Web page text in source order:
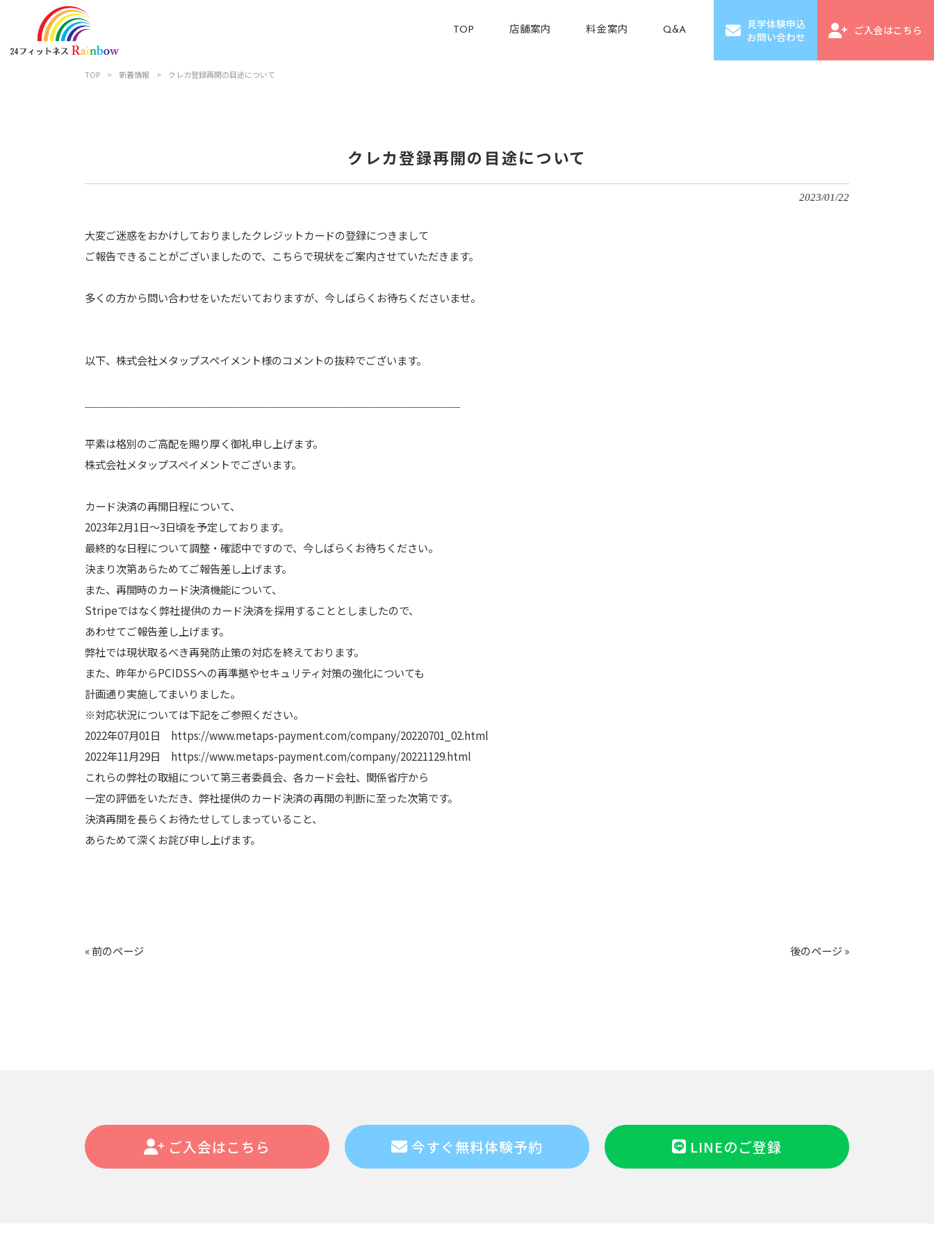
TOP 店舗案内 料金案内 Q&A
見学体験申込
お問い合わせ
ご入会はこちら
TOP > 新着情報 > クレカ登録再開の目途について
クレカ登録再開の目途について
2023/01/22
大変ご迷惑をおかけしておりましたクレジットカードの登録につきまして
ご報告できることがございましたので、こちらで現状をご案内させていただきます。
多くの方から問い合わせをいただいておりますが、今しばらくお待ちくださいませ。
以下、株式会社メタップスペイメント様のコメントの抜粋でございます。
平素は格別のご高配を賜り厚く御礼申し上げます。
株式会社メタップスペイメントでございます。
カード決済の再開日程について、
2023年2月1日～3日頃を予定しております。
最終的な日程について調整・確認中ですので、今しばらくお待ちください。
決まり次第あらためてご報告差し上げます。
また、再開時のカード決済機能について、
Stripeではなく弊社提供のカード決済を採用することとしましたので、
あわせてご報告差し上げます。
弊社では現状取るべき再発防止策の対応を終えております。
また、昨年からPCIDSSへの再準拠やセキュリティ対策の強化についても
計画通り実施してまいりました。
※対応状況については下記をご参照ください。
2022年07月01日 https://www.metaps-payment.com/company/20220701_02.html
2022年11月29日 https://www.metaps-payment.com/company/20221129.html
これらの弊社の取組について第三者委員会、各カード会社、関係省庁から
一定の評価をいただき、弊社提供のカード決済の再開の判断に至った次第です。
決済再開を長らくお待たせしてしまっていること、
あらためて深くお詫び申し上げます。
« 前のページ 後のページ »
ご入会はこちら 今すぐ無料体験予約 LINEのご登録